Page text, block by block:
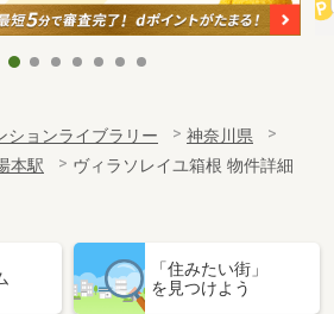
ションライブラリー
神奈川県
本駅 ヴィラソレイユ箱根 物件詳細
「住みたい街」
を見つけよう